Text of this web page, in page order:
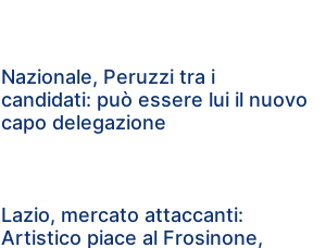
Nazionale, Peruzzi tra i
candidati: può essere lui il nuovo
capo delegazione
Lazio, mercato attaccanti:
Artistico piace al Frosinone,